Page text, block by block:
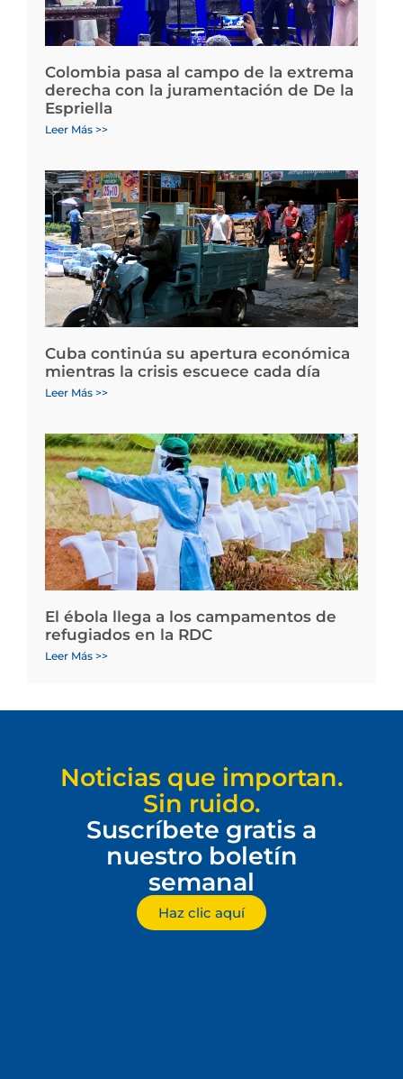
Colombia pasa al campo de la extrema
derecha con la juramentación de De la
Espriella
Leer Más >>
Cuba continúa su apertura económica
mientras la crisis escuece cada día
Leer Más >>
El ébola llega a los campamentos de
refugiados en la RDC
Leer Más >>
Noticias que importan.
Sin ruido.
Suscríbete gratis a
nuestro boletín
semanal
Haz clic aquí